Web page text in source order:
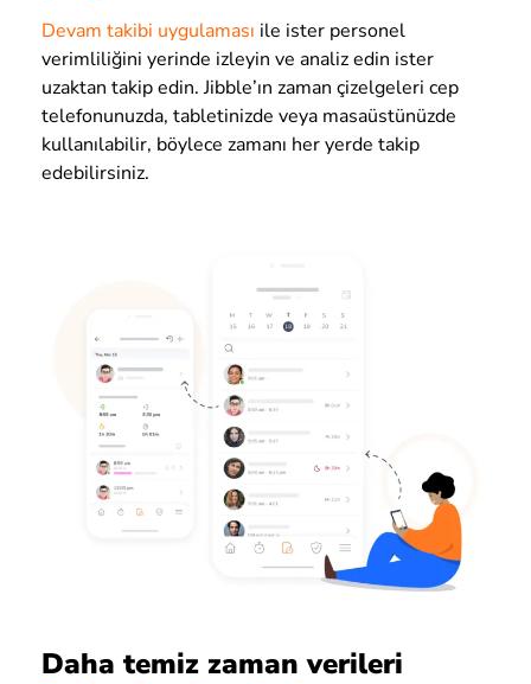
Devam takibi uygulaması ile ister personel
verimliliğini yerinde izleyin ve analiz edin ister
uzaktan takip edin. Jibble’ın zaman çizelgeleri cep
telefonunuzda, tabletinizde veya masaüstünüzde
kullanılabilir, böylece zamanı her yerde takip
edebilirsiniz.
Daha temiz zaman verileri